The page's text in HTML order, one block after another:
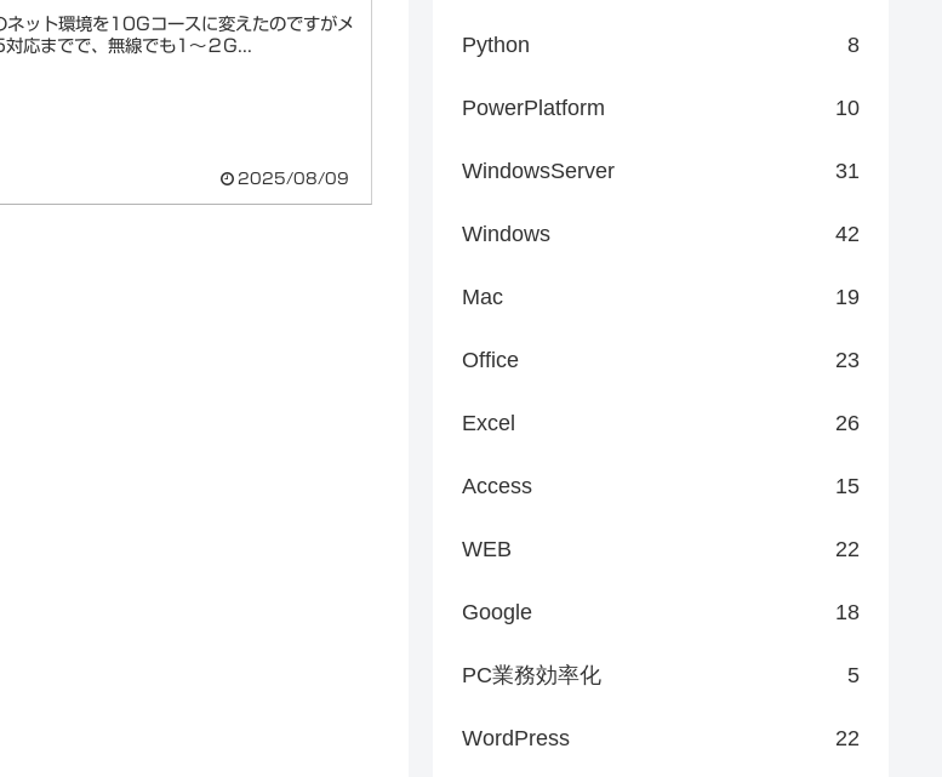
ネット環境を10Gコースに変えたのですがメ
応までで、無線でも1～２G...
2025/08/09
Python 8
PowerPlatform 10
WindowsServer 31
Windows 42
Mac 19
Office 23
Excel 26
Access 15
WEB 22
Google 18
PC業務効率化 5
WordPress 22